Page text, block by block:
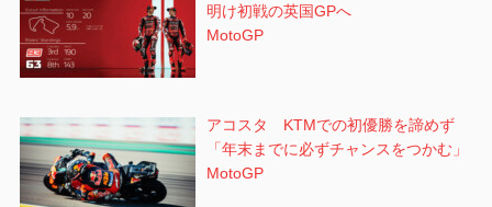
明け初戦の英国GPへ
MotoGP
アコスタ KTMでの初優勝を諦めず
「年末までに必ずチャンスをつかむ」
MotoGP